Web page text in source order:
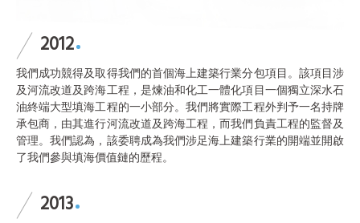
2012
我們成功競得及取得我們的首個海上建築行業分包項目。該項目涉
及河流改道及跨海工程，是煉油和化工一體化項目一個獨立深水石
油終端大型填海工程的一小部分。我們將實際工程外判予一名持牌
承包商，由其進行河流改道及跨海工程，而我們負責工程的監督及
管理。我們認為，該委聘成為我們涉足海上建築行業的開端並開啟
了我們參與填海價值鏈的歷程。
2013